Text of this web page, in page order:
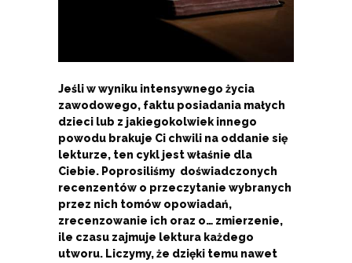
Jeśli w wyniku intensywnego życia
zawodowego, faktu posiadania małych
dzieci lub z jakiegokolwiek innego
powodu brakuje Ci chwili na oddanie się
lekturze, ten cykl jest właśnie dla
Ciebie. Poprosiliśmy doświadczonych
recenzentów o przeczytanie wybranych
przez nich tomów opowiadań,
zrecenzowanie ich oraz o… zmierzenie,
ile czasu zajmuje lektura każdego
utworu. Liczymy, że dzięki temu nawet